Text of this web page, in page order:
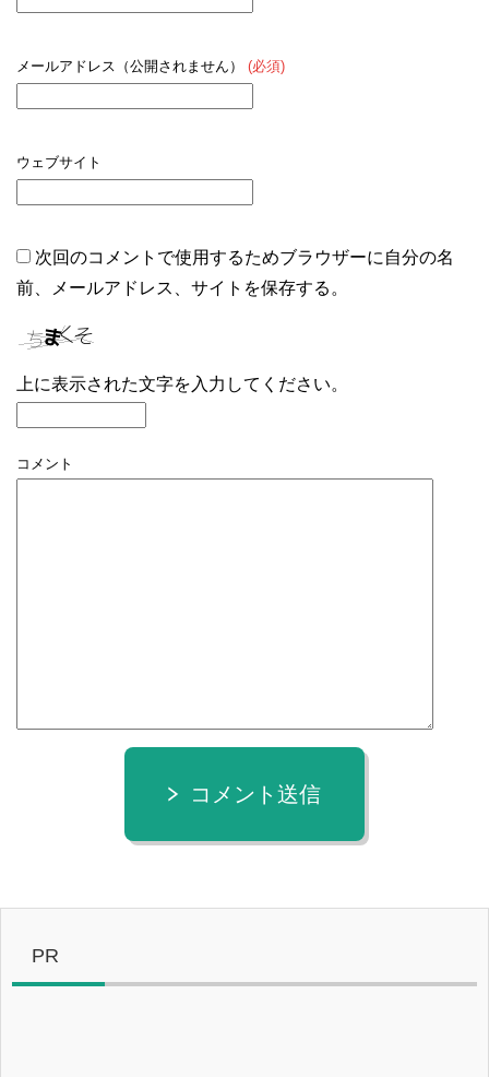
メールアドレス（公開されません） (必須)
ウェブサイト
次回のコメントで使用するためブラウザーに自分の名
前、メールアドレス、サイトを保存する。
上に表示された文字を入力してください。
コメント
コメント送信
PR